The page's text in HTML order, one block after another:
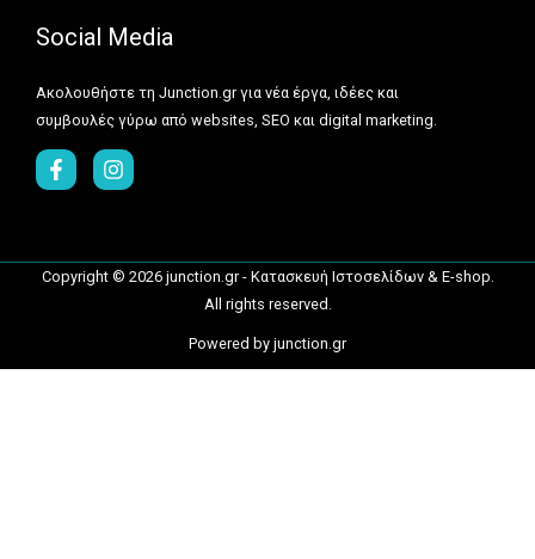
Social Media
Ακολουθήστε τη Junction.gr για νέα έργα, ιδέες και
συμβουλές γύρω από websites, SEO και digital marketing.
Copyright © 2026 junction.gr - Κατασκευή Ιστοσελίδων & E-shop.
All rights reserved.
Powered by junction.gr